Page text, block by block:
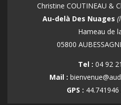
Christine COUTINEAU &
Au-delà Des Nuages
Hameau de
05800
Tel : 04 92
Mail :
GPS :